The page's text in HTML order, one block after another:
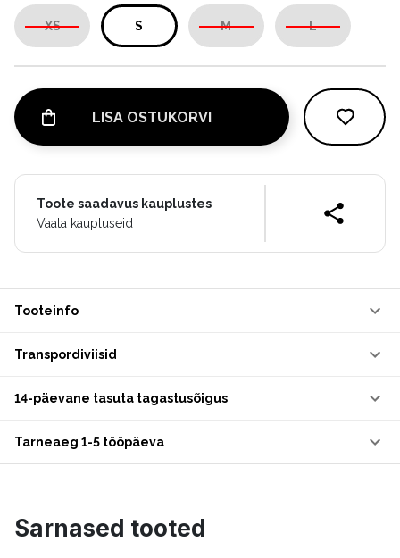
XS S M L
LISA OSTUKORVI
Toote saadavus kauplustes
Vaata kaupluseid
Tooteinfo
Transpordiviisid
14-päevane tasuta tagastusõigus
Tarneaeg 1-5 tööpäeva
Sarnased tooted